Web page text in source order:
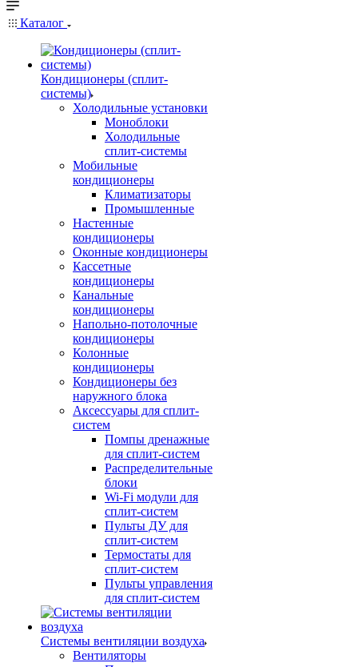
Каталог
Кондиционеры (сплит-
системы)
Холодильные установки
Моноблоки
Холодильные
сплит-системы
Мобильные
кондиционеры
Климатизаторы
Промышленные
Настенные
кондиционеры
Оконные кондиционеры
Кассетные
кондиционеры
Канальные
кондиционеры
Напольно-потолочные
кондиционеры
Колонные
кондиционеры
Кондиционеры без
наружного блока
Аксессуары для сплит-
систем
Помпы дренажные
для сплит-систем
Распределительные
блоки
Wi-Fi модули для
сплит-систем
Пульты ДУ для
сплит-систем
Термостаты для
сплит-систем
Пульты управления
для сплит-систем
Системы вентиляции воздуха
Вентиляторы